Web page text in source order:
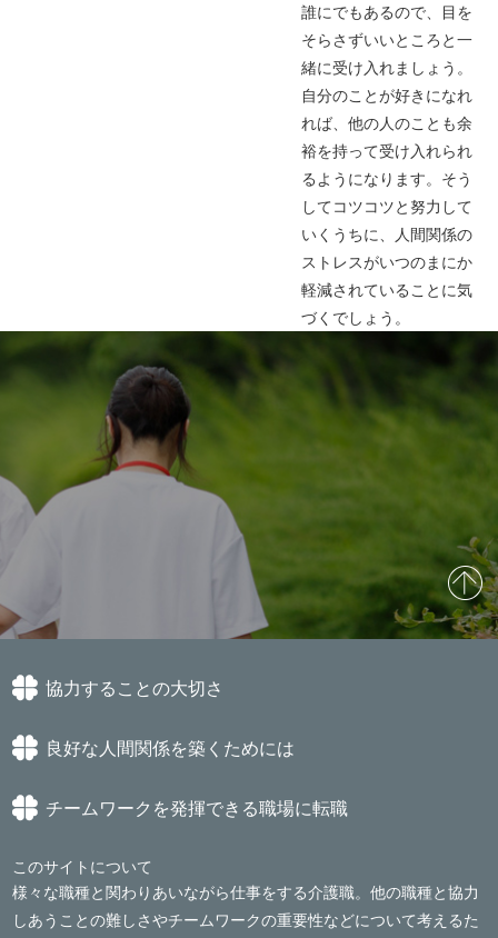
誰にでもあるので、目を
そらさずいいところと一
緒に受け入れましょう。
自分のことが好きになれ
れば、他の人のことも余
裕を持って受け入れられ
るようになります。そう
してコツコツと努力して
いくうちに、人間関係の
ストレスがいつのまにか
軽減されていることに気
づくでしょう。
協力することの大切さ
良好な人間関係を築くためには
チームワークを発揮できる職場に転職
このサイトについて
様々な職種と関わりあいながら仕事をする介護職。他の職種と協力
しあうことの難しさやチームワークの重要性などについて考えるた